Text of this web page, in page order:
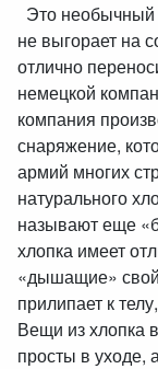
Это необычный
не выгорает на
отлично
немецкой
компания
снаряжение,
армий многих
натурального
называют еще
хлопка имеет
«дышащие»
прилипает к
Вещи из хлопка
просты в уходе,